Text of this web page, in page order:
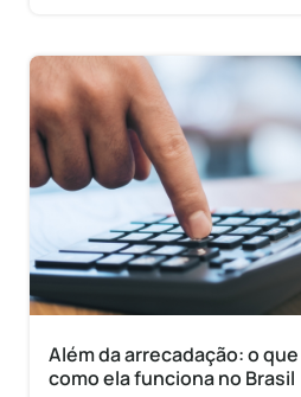
Além da arrecadação: o
como ela funciona no Brasil